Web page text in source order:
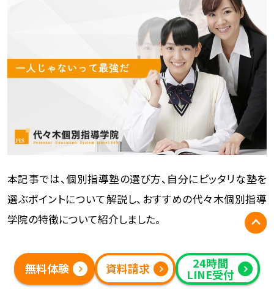
本記事では、個別指導塾の選び方、自分にピッタリな塾を
選ぶポイントについて解説し、おすすめの代々木個別指導
学院の特徴について紹介しました。
無料体験 資料請求 24時間
LINE受付